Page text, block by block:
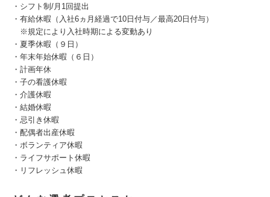
・シフト制/月1回提出
・有給休暇（入社6ヵ月経過で10日付与／最高20日付与）
※規定により入社時期による変動あり
・夏季休暇（９日）
・年末年始休暇（６日）
・計画年休
・子の看護休暇
・介護休暇
・結婚休暇
・忌引き休暇
・配偶者出産休暇
・ボランティア休暇
・ライフサポート休暇
・リフレッシュ休暇